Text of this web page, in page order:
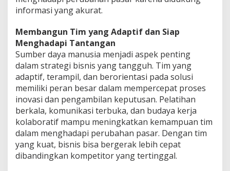
informasi yang akurat.
Membangun Tim yang Adaptif dan Siap
Menghadapi Tantangan
Sumber daya manusia menjadi aspek penting
dalam strategi bisnis yang tangguh. Tim yang
adaptif, terampil, dan berorientasi pada solusi
memiliki peran besar dalam mempercepat proses
inovasi dan pengambilan keputusan. Pelatihan
berkala, komunikasi terbuka, dan budaya kerja
kolaboratif mampu meningkatkan kemampuan tim
dalam menghadapi perubahan pasar. Dengan tim
yang kuat, bisnis bisa bergerak lebih cepat
dibandingkan kompetitor yang tertinggal.